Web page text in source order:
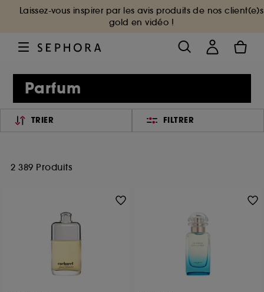
Laissez-vous inspirer par les avis produits de nos client(e)s
gold en vidéo !
Parfum
TRIER FILTRER
2 389 Produits